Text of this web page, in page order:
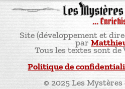
Site (développement et
par
Tous les textes sont
Politique de
© 2025 Les